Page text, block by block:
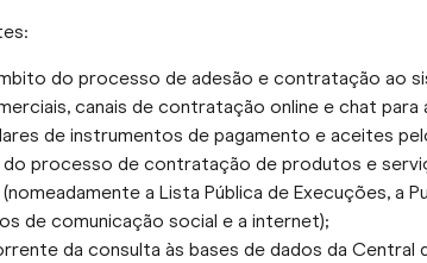
do processo de adesão e contratação ao
canais de contratação online e chat
de instrumentos de pagamento e aceites
processo de contratação de produtos e
a Lista Pública de Execuções, a
de comunicação social e a internet);
da consulta às bases de dados da Central